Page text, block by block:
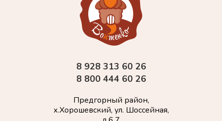
8 928 313 60 26
8 800 444 60 26
Предгорный район,
х.Хорошевский, ул. Шоссейная,